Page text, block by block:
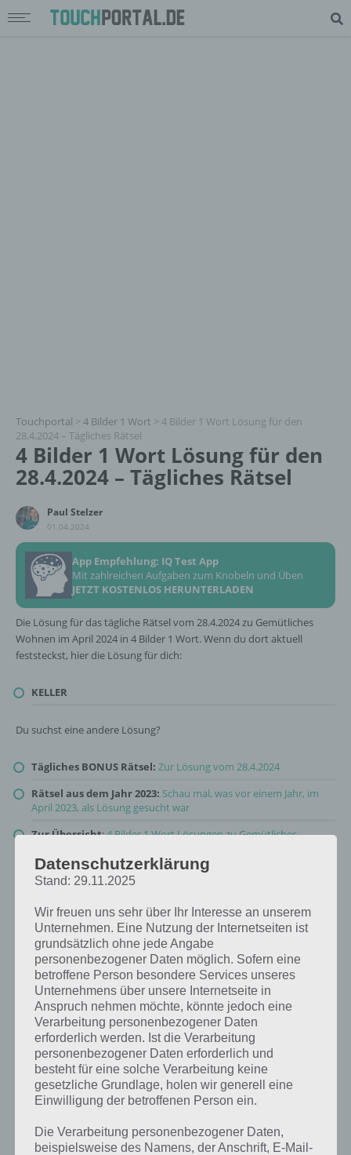
Touchportal > 4 Bilder 1 Wort > 4 Bilder 1 Wort Lösung für den
28.4.2024 – Tägliches Rätsel
4 Bilder 1 Wort Lösung für den
28.4.2024 – Tägliches Rätsel
Paul Stelzer
01.04.2024
App Empfehlung: IQ Test App
Mit zahlreichen Aufgaben zum Knobeln und Üben
JETZT KOSTENLOS HERUNTERLADEN
Die Lösung für das tägliche Rätsel vom 28.4.2024 zu Gemütliches
Wohnen im April 2024 in 4 Bilder 1 Wort. Wenn du dort aktuell
feststeckst, hier die Lösung für dich:
KELLER
Du suchst eine andere Lösung?
Tägliches BONUS Rätsel: Zur Lösung vom 28.4.2024
Rätsel aus dem Jahr 2023: Schau mal, was vor einem Jahr, im
April 2023, als Lösung gesucht war
Zur Übersicht:4 Bilder 1 Wort Lösungen zu Gemütliches
Datenschutzerklärung
Stand: 29.11.2025
Wir freuen uns sehr über Ihr Interesse an unserem
Unternehmen. Eine Nutzung der Internetseiten ist
grundsätzlich ohne jede Angabe
personenbezogener Daten möglich. Sofern eine
betroffene Person besondere Services unseres
Unternehmens über unsere Internetseite in
Anspruch nehmen möchte, könnte jedoch eine
Verarbeitung personenbezogener Daten
erforderlich werden. Ist die Verarbeitung
personenbezogener Daten erforderlich und
besteht für eine solche Verarbeitung keine
gesetzliche Grundlage, holen wir generell eine
Einwilligung der betroffenen Person ein.
Die Verarbeitung personenbezogener Daten,
beispielsweise des Namens, der Anschrift, E-Mail-